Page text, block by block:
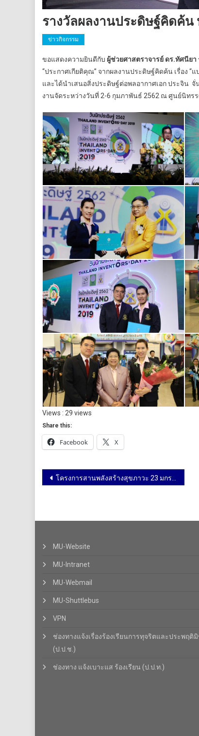
รางวัลผลงานประดิษฐ์คิดค้
ข่าวกิจกรรม
ขอแสดงความยินดีกับ ผู้ช่วยศาสตราจารย์ ดร.ทัศนีย
“ประกาศเกียติคุณ” จากผลงานประดิษฐ์คิดค้น เรื่อง
และได้นำเสนอสิ่งประดิษฐ์ต่อพลอากาศเอก ประจิน
งานจัดระหว่างวันที่ 2-6 กุมภาพันธ์ 2562 ณ ศูนย์นิทร
Views : 29 views
Share this:
Facebook X
โครงการสานพลังสร้างสุขภาวะ 23 มกราคม 2562
MU-Website
MU-Intranet
MU-Webmail
MU-Shuttlebus
VPN
ช่องทางแจ้งเรื่องร้องเรียนการทุจริตและประพฤติ
(ป.ป.ช.)
ช่องทาง แจ้งเบาะแส ร้องเรียน (ป.ป.ท.)